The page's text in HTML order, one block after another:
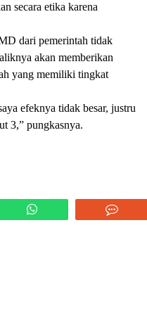
secara etika karena
dari pemerintah tidak
akan memberikan
yang memiliki tingkat
efeknya tidak besar, justru
3,” pungkasnya.